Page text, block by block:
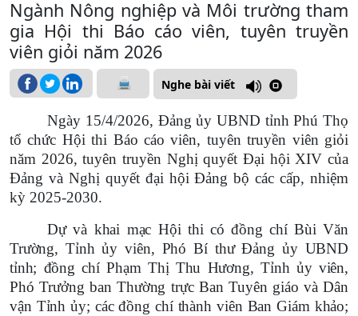
Ngành Nông nghiệp và Môi trường tham
gia Hội thi Báo cáo viên, tuyên truyền
viên giỏi năm 2026
Nghe bài viết
Ngày 15/4/2026, Đảng ủy UBND tỉnh Phú Thọ
tổ chức Hội thi Báo cáo viên, tuyên truyền viên giỏi
năm 2026, tuyên truyền Nghị quyết Đại hội XIV của
Đảng và Nghị quyết đại hội Đảng bộ các cấp, nhiệm
kỳ 2025-2030.
Dự và khai mạc Hội thi có đồng chí Bùi Văn
Trường, Tỉnh ủy viên, Phó Bí thư Đảng ủy UBND
tỉnh; đồng chí Phạm Thị Thu Hương, Tỉnh ủy viên,
Phó Trưởng ban Thường trực Ban Tuyên giáo và Dân
vận Tỉnh ủy; các đồng chí thành viên Ban Giám khảo;